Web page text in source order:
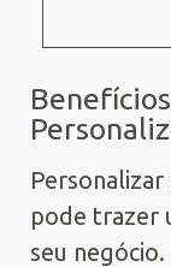
Personalizar
pode trazer
seu